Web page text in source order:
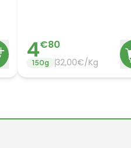
4€80
150g 32,00€/Kg